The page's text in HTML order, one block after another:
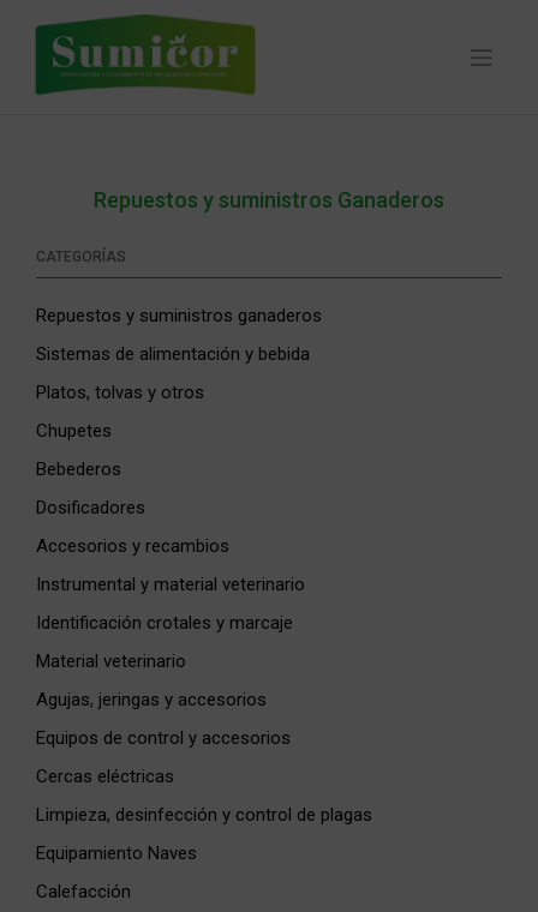
Repuestos y suministros Ganaderos
CATEGORÍAS
Repuestos y suministros ganaderos
Sistemas de alimentación y bebida
Platos, tolvas y otros
Chupetes
Bebederos
Dosificadores
Accesorios y recambios
Instrumental y material veterinario
Identificación crotales y marcaje
Material veterinario
Agujas, jeringas y accesorios
Equipos de control y accesorios
Cercas eléctricas
Limpieza, desinfección y control de plagas
Equipamiento Naves
Calefacción